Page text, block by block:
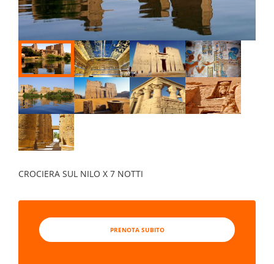
CROCIERA SUL NILO X 7 NOTTI
PRENOTA SUBITO